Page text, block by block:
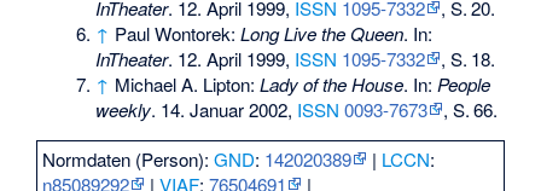
InTheater. 12. April 1999, ISSN 1095-7332 ,S.20.
↑ Paul Wontorek:Long Live the Queen. In:
InTheater. 12. April 1999, ISSN 1095-7332 ,S. 18.
↑ Michael A. Lipton:Lady of the House. In: People
weekly. 14. Januar 2002, ISSN 0093-7673 ,S.66.
Normdaten (Person):GND: 142020389 | LCCN:
n85089292
|VIAF:76504691 |